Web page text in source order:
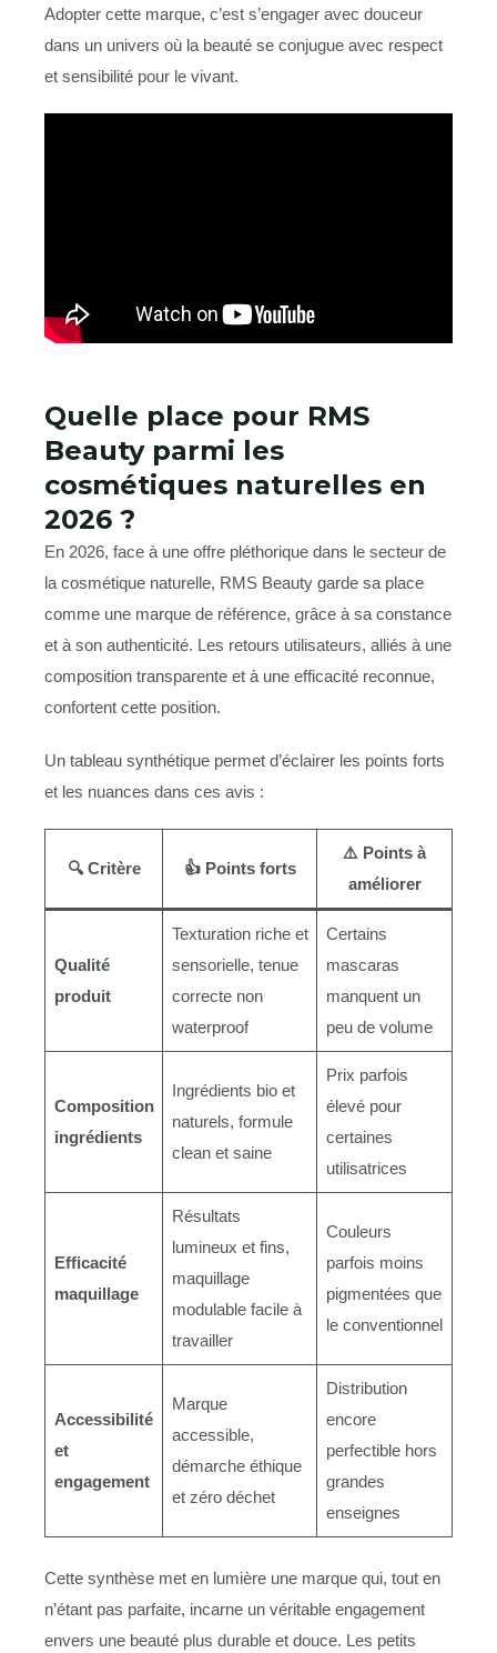
Adopter cette marque, c’est s’engager avec douceur
dans un univers où la beauté se conjugue avec respect
et sensibilité pour le vivant.
Quelle place pour RMS
Beauty parmi les
cosmétiques naturelles en
2026 ?
En 2026, face à une offre pléthorique dans le secteur de
la cosmétique naturelle, RMS Beauty garde sa place
comme une marque de référence, grâce à sa constance
et à son authenticité. Les retours utilisateurs, alliés à une
composition transparente et à une efficacité reconnue,
confortent cette position.
Un tableau synthétique permet d’éclairer les points forts
et les nuances dans ces avis :
🔍 Critère 👍 Points forts
⚠️ Points à
améliorer
Qualité
produit
Texturation riche et
sensorielle, tenue
correcte non
waterproof
Certains
mascaras
manquent un
peu de volume
Composition
ingrédients
Ingrédients bio et
naturels, formule
clean et saine
Prix parfois
élevé pour
certaines
utilisatrices
Efficacité
maquillage
Résultats
lumineux et fins,
maquillage
modulable facile à
travailler
Couleurs
parfois moins
pigmentées que
le conventionnel
Accessibilité
et
engagement
Marque
accessible,
démarche éthique
et zéro déchet
Distribution
encore
perfectible hors
grandes
enseignes
Cette synthèse met en lumière une marque qui, tout en
n’étant pas parfaite, incarne un véritable engagement
envers une beauté plus durable et douce. Les petits